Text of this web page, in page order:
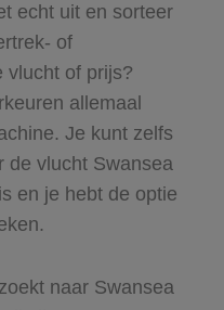
echt uit en sorteer
of
vlucht of prijs?
allemaal
Je kunt zelfs
de vlucht Swansea
en je hebt de optie
naar Swansea